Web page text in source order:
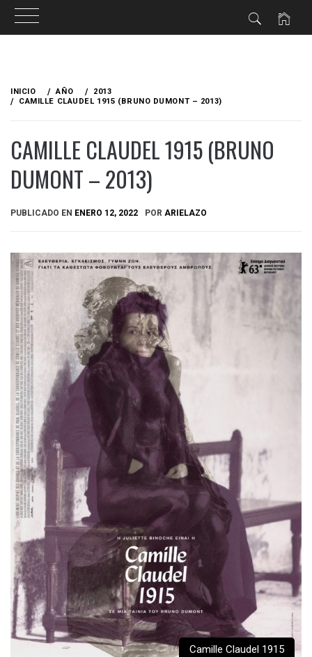
contenido
INICIO AÑO
2013
CAMILLE CLAUDEL 1915 (BRUNO DUMONT – 2013)
CAMILLE CLAUDEL 1915 (BRUNO
DUMONT – 2013)
PUBLICADO EN ENERO 12, 2022 POR ARIELAZO
Camille Claudel 1915